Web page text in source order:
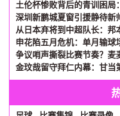
土伦杯惨败背后的青训困局
深圳新鹏城夏窗引援静待新
从日本弃将到中超队长：邦
申花陷五月危机：单月输球
争议哨声撕裂比赛节奏？麦